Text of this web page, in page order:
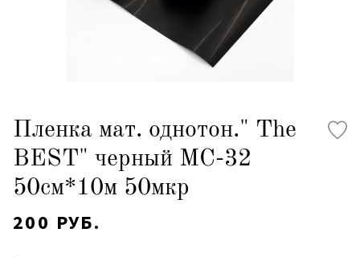
Пленка мат. однотон." The
BEST" черный МС-32
50см*10м 50мкр
200 РУБ.